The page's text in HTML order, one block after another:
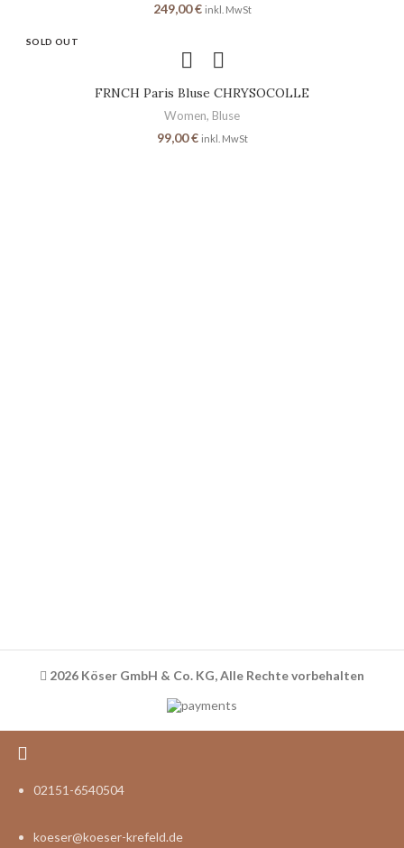
249,00€ inkl. MwSt
SOLD OUT
FRNCH Paris Bluse CHRYSOCOLLE
Women, Bluse
99,00€ inkl. MwSt
2026 Köser GmbH & Co. KG, Alle Rechte vorbehalten
02151-6540504
koeser@koeser-krefeld.de